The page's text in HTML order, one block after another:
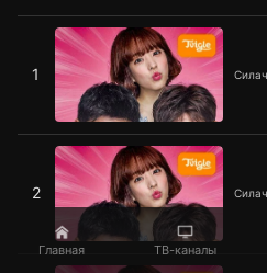
Главная ТВ-каналы
1
Силачка До Бон Сун Серия 1
2
Силачка До Бон Сун Серия 2
Силачка До Бон Сун Серия 3